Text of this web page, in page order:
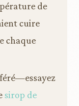
de
cuire
chaque
sirop de